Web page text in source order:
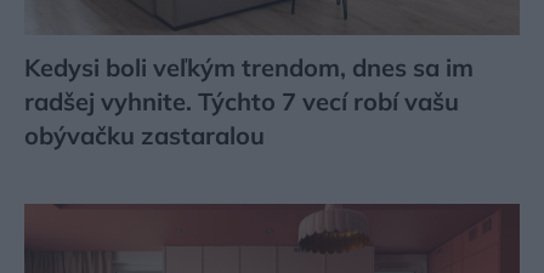
Kedysi boli veľkým trendom, dnes sa im
radšej vyhnite. Týchto 7 vecí robí vašu
obývačku zastaralou